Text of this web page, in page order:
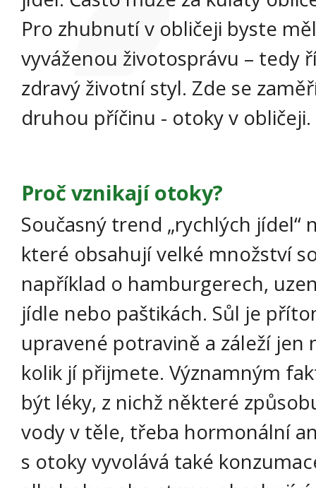
Pro zhubnutí v obličeji byste
vyváženou životosprávu – tedy
zdravý životní styl. Zde se
druhou příčinu - otoky v obličeji.
Proč vznikají otoky?
Současný trend „rychlých
které obsahují velké množství
například o hamburgerech,
jídle nebo paštikách. Sůl je
upravené potravině a záleží jen
kolik jí přijmete. Významným
být léky, z nichž některé
vody v těle, třeba hormonální
s otoky vyvolává také